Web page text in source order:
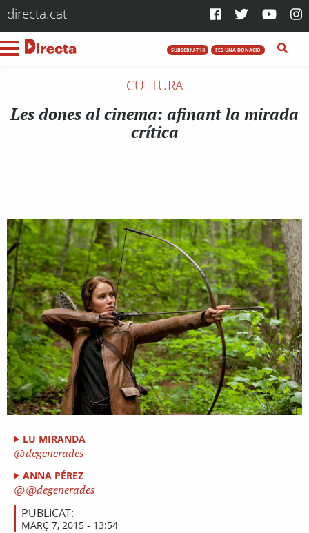
directa.cat
SUBSCRIU-T'HI FES UNA DONACIÓ
CULTURA
Les dones al cinema: afinant la mirada
crítica
LU MIRANDA
degenerades
ANNA PÉREZ
@degenerades
PUBLICAT:
MARÇ 7, 2015 - 13:54